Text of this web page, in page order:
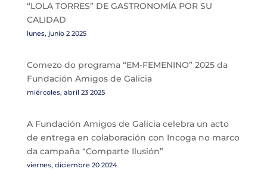
“LOLA TORRES” DE GASTRONOMÍA POR SU
CALIDAD
lunes, junio 2 2025
Comezo do programa “EM-FEMENINO” 2025 da
Fundación Amigos de Galicia
miércoles, abril 23 2025
A Fundación Amigos de Galicia celebra un acto
de entrega en colaboración con Incoga no marco
da campaña “Comparte Ilusión”
viernes, diciembre 20 2024